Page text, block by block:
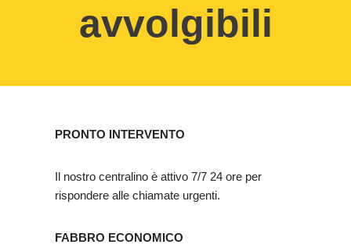
avvolgibili
PRONTO INTERVENTO
Il nostro centralino è attivo 7/7 24 ore per
rispondere alle chiamate urgenti.
FABBRO ECONOMICO